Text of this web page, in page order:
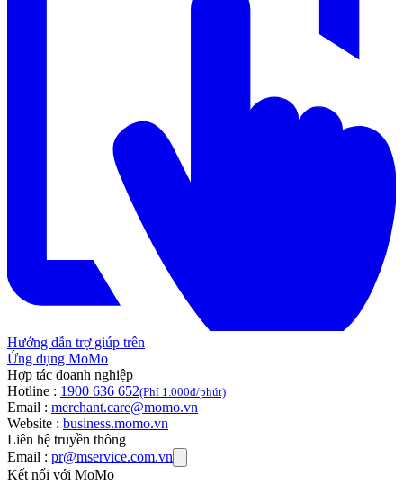
Hướng dẫn trợ giúp trên
Ứng dụng MoMo
Hợp tác doanh nghiệp
Hotline : 1900 636 652(Phí 1.000đ/phút)
Email : merchant.care@momo.vn
Website : business.momo.vn
Liên hệ truyền thông
Email : pr@mservice.com.vn
Kết nối với MoMo